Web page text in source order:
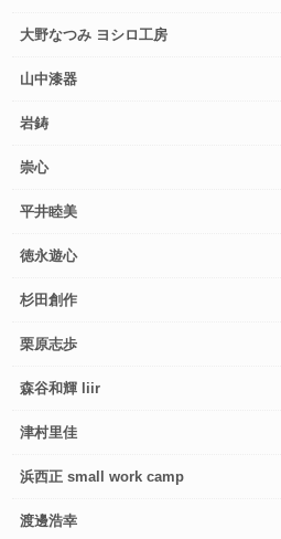
大野なつみ ヨシロ工房
山中漆器
岩鋳
崇心
平井睦美
徳永遊心
杉田創作
栗原志歩
森谷和輝 liir
津村里佳
浜西正 small work camp
渡邊浩幸